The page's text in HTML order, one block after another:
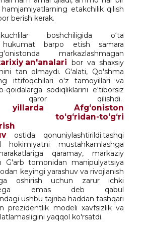
etakchilik qilish
berish kerak.
boshchiligida o‘ta
hukumat barpo etish samara
markazlashmagan
an'analari bor va shaxsiy
tan olmaydi. G'alati, Qo'shma
ittifoqchilari o'z tamoyillari va
qoidalarga sodiqliklarini e'tiborsiz
qaror qilishdi.
yillarda Afgʻoniston
toʻgʻridan-toʻgʻri
ostida qonuniylashtirildi.tashqi
hokimiyatni mustahkamlashga
qaramay, markaziy
G'arb tomonidan manipulyatsiya
keyingi yarashuv va rivojlanish
oshirish uchun zarur ichki
ega emas deb qabul
ushbu tajriba haddan tashqari
prezidentlik modeli xavfsizlik va
yaqqol ko'rsatdi.